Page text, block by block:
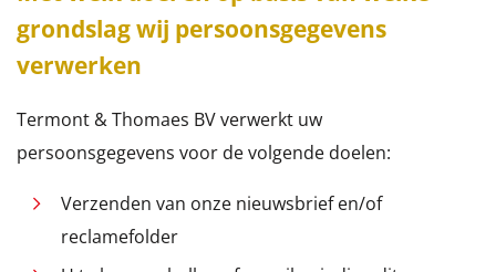
grondslag wij persoonsgegevens
verwerken
Termont & Thomaes BV verwerkt uw
persoonsgegevens voor de volgende doelen:
Verzenden van onze nieuwsbrief en/of
reclamefolder